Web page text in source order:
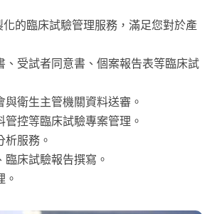
的臨床試驗管理服務，滿足您對於產
、受試者同意書、個案報告表等臨床試
與衛生主管機關資料送審。
管控等臨床試驗專案管理。
析服務。
臨床試驗報告撰寫。
。